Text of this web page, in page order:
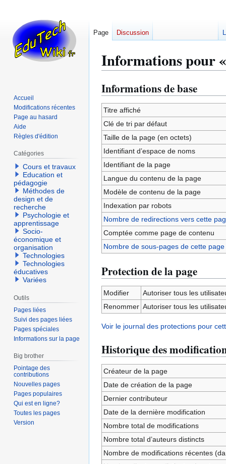
Informations pour
Aller
à
la
navigation
Aller
à
la
recherche
Informations de base
Titre affiché
Clé de tri par défaut
Taille de la page (en octets)
Identifiant dʼespace de noms
Identifiant de la page
Langue du contenu de la page
Modèle de contenu de la page
Indexation par robots
Nombre de redirections vers cette
Comptée comme page de contenu
Nombre de sous-pages de cette page
Protection de la page
Modifier
Autoriser tous les
Renommer Autoriser tous les
Voir le journal des protections pour
Historique des
Créateur de la page
Date de création de la page
Dernier contributeur
Date de la dernière modification
Nombre total de modifications
Nombre total d’auteurs distincts
Nombre de modifications récentes
Page Discussion
Accueil
Modifications récentes
Page au hasard
Aide
Règles d'édition
Catégories
Cours et travaux
Education et
pédagogie
Méthodes de
design et de
recherche
Psychologie et
apprentissage
Socio-
économique et
organisation
Technologies
Technologies
éducatives
Variées
Outils
Pages liées
Suivi des pages liées
Pages spéciales
Informations sur la page
Big brother
Pointage des
contributions
Nouvelles pages
Pages populaires
Qui est en ligne?
Toutes les pages
Version